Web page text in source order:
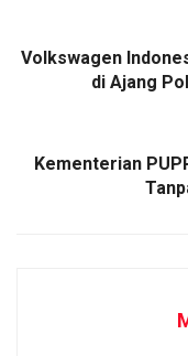
Volkswagen
di Ajang
Kementerian